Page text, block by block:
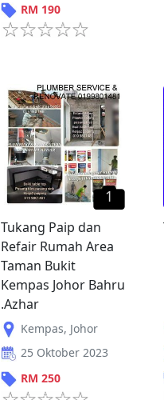
RM 190
1
Tukang Paip dan
Refair Rumah Area
Taman Bukit
Kempas Johor Bahru
.Azhar
Kempas, Johor
25 Oktober 2023
RM 250